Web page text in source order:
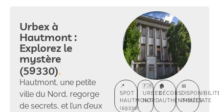
Urbex à
Hautmont :
Explorez le
mystère
(59330)
Hautmont, une petite
ville du Nord, regorge
de secrets, et l’un d’eux
📍
SPOT
HAUTMONT
(59330)
🇫🇷
URBEX
NORD
🏚️
DÉCORS
AUTHENTIQUES
📅
IMMÉDIATE